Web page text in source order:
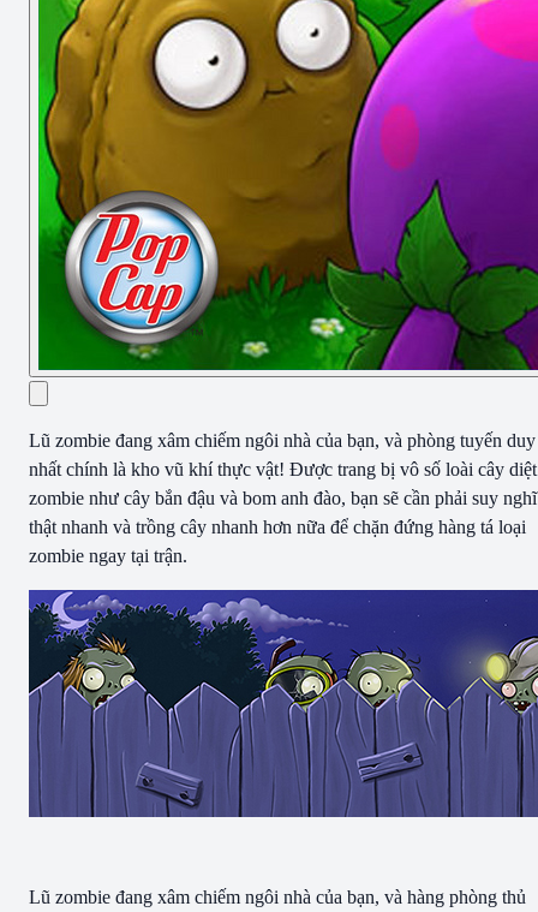
Lũ zombie đang xâm chiếm ngôi nhà của bạn, và phòng tuyến duy
nhất chính là kho vũ khí thực vật! Được trang bị vô số loài cây diệt
zombie như cây bắn đậu và bom anh đào, bạn sẽ cần phải suy nghĩ
thật nhanh và trồng cây nhanh hơn nữa để chặn đứng hàng tá loại
zombie ngay tại trận.
Lũ zombie đang xâm chiếm ngôi nhà của bạn, và hàng phòng thủ